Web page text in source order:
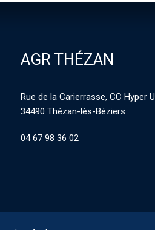
AGR THÉZAN
Rue de la Carierrasse, CC Hyper U
34490 Thézan-lès-Béziers
04 67 98 36 02